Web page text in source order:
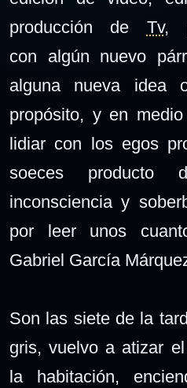
producción de Tv,
con algún nuevo
alguna nueva idea
propósito, y en
lidiar con los egos
soeces producto
inconsciencia y
por leer unos
Gabriel García
Son las siete de la
gris, vuelvo a atizar
la habitación,